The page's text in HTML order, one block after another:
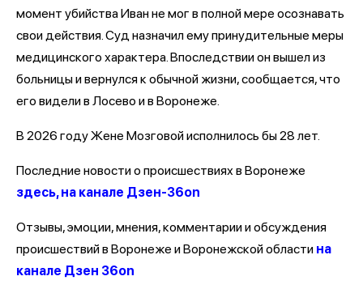
момент убийства Иван не мог в полной мере осознавать
свои действия. Суд назначил ему принудительные меры
медицинского характера. Впоследствии он вышел из
больницы и вернулся к обычной жизни, сообщается, что
его видели в Лосево и в Воронеже.
В 2026 году Жене Мозговой исполнилось бы 28 лет.
Последние новости о происшествиях в Воронеже
здесь, на канале Дзен-36on
Отзывы, эмоции, мнения, комментарии и обсуждения
происшествий в Воронеже и Воронежской области на
канале Дзен 36on